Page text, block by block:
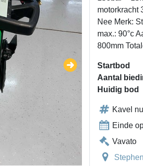
motorkracht
Nee Merk:
max.: 90°c
800mm
Startbod
Aantal
Huidig bod
Kavel
Einde
Vavato